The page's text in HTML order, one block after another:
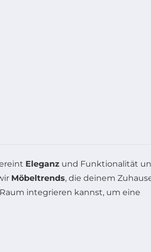
Eleganz und Funktionalität
Möbeltrends, die deinem
integrieren kannst, um eine